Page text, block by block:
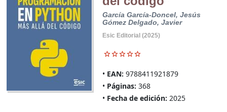
García García-Doncel, Jesús
Gómez Delgado, Javier
Esic Editorial (2025)
EAN: 9788411921879
Páginas: 368
Fecha de edición: 2025